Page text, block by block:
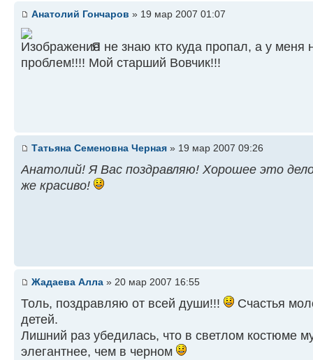
Анатолий Гончаров » 19 мар 2007 01:07
Я не знаю кто куда пропал, а у меня
проблем!!!! Мой старший Вовчик!!!
Татьяна Семеновна Черная » 19 мар 2007 09:26
Анатолий! Я Вас поздравляю! Хорошее это
же красиво!
Жадаева Алла » 20 мар 2007 16:55
Толь, поздравляю от всей души!!!
Счастья
детей.
Лишний раз убедилась, что в светлом костюме
элегантнее, чем в черном